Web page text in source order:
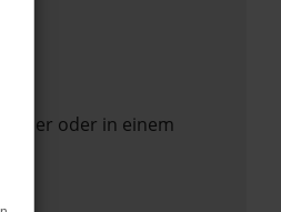
oder in einem